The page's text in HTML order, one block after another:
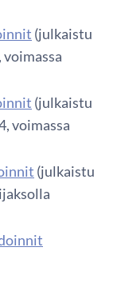
(julkaistu
(julkaistu
voimassa
(julkaistu